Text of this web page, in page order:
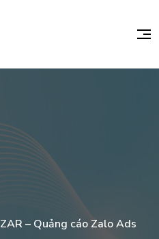
ZAR – Quảng cáo Zalo Ads